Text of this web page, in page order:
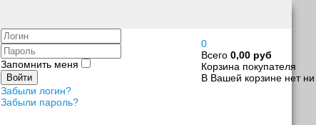
0
Всего 0,00 руб
Корзина покупателя
В Вашей корзине нет ни
Логин
Пароль
Запомнить меня
Войти
Забыли логин?
Забыли пароль?